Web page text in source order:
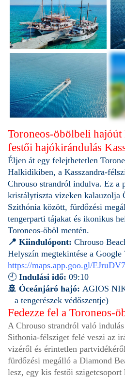
Toroneos-öbölbeli
festői hajókirándulás
Éljen át egy felejthetetlen
Halkidikiben, a Kasszandra-
Chrouso strandról indulva. Ez a
kristálytiszta vizeken kalauzolja
Szithónia között, fürdőzési
tengerparti tájakat és ikonikus
Toroneos-öböl mentén.
📍 Kiindulópont: Chrouso
Helyszín megtekintése a Google
https://maps.app.goo.gl/
🕘 Indulási idő: 09:10
🚢 Óceánjáró hajó: AGIOS
– a tengerészek védőszentje)
Fedezze fel a Toroneos-
A Chrouso strandról való
Sithonia-félsziget felé veszi az
vizéről és érintetlen
fürdőzési megálló a Diamond
lesz, egy kis festői szigetcsoport